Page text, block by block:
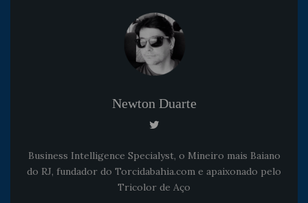
Newton Duarte
Business Intelligence Specialyst, o Mineiro mais Baiano
do RJ, fundador do Torcidabahia.com e apaixonado pelo
Tricolor de Aço